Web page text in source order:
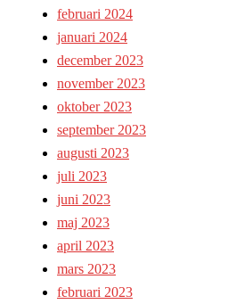
februari 2024
januari 2024
december 2023
november 2023
oktober 2023
september 2023
augusti 2023
juli 2023
juni 2023
maj 2023
april 2023
mars 2023
februari 2023